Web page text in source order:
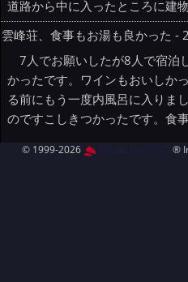
道路から中に入ったところに建
雲峰荘、食事もお湯も良かった
7人でお願いしたが8人で宿泊
かったです。ワインもおいしか
る前にもう一度内風呂に入りま
のですこしきつかったです。食
© 1999-2026 MountAin TRAD ®